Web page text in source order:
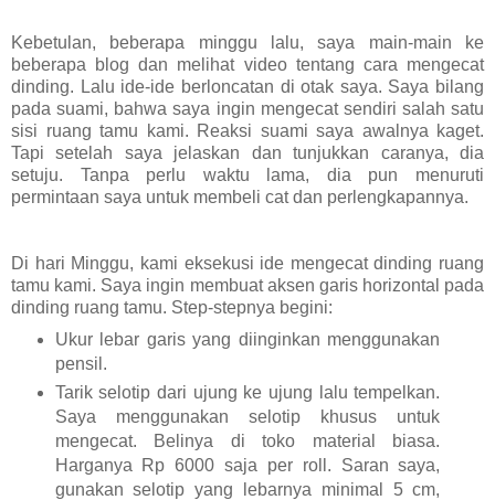
Kebetulan, beberapa minggu lalu, saya main-main ke
beberapa blog dan melihat video tentang cara mengecat
dinding. Lalu ide-ide berloncatan di otak saya. Saya bilang
pada suami, bahwa saya ingin mengecat sendiri salah satu
sisi ruang tamu kami. Reaksi suami saya awalnya kaget.
Tapi setelah saya jelaskan dan tunjukkan caranya, dia
setuju. Tanpa perlu waktu lama, dia pun menuruti
permintaan saya untuk membeli cat dan perlengkapannya.
Di hari Minggu, kami eksekusi ide mengecat dinding ruang
tamu kami. Saya ingin membuat aksen garis horizontal pada
dinding ruang tamu. Step-stepnya begini:
Ukur lebar garis yang diinginkan menggunakan
pensil.
Tarik selotip dari ujung ke ujung lalu tempelkan.
Saya menggunakan selotip khusus untuk
mengecat. Belinya di toko material biasa.
Harganya Rp 6000 saja per roll. Saran saya,
gunakan selotip yang lebarnya minimal 5 cm,